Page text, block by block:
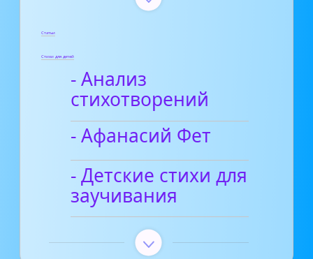
Статьи
Стихи для детей
- Анализ
стихотворений
- Афанасий Фет
- Детские стихи для
заучивания